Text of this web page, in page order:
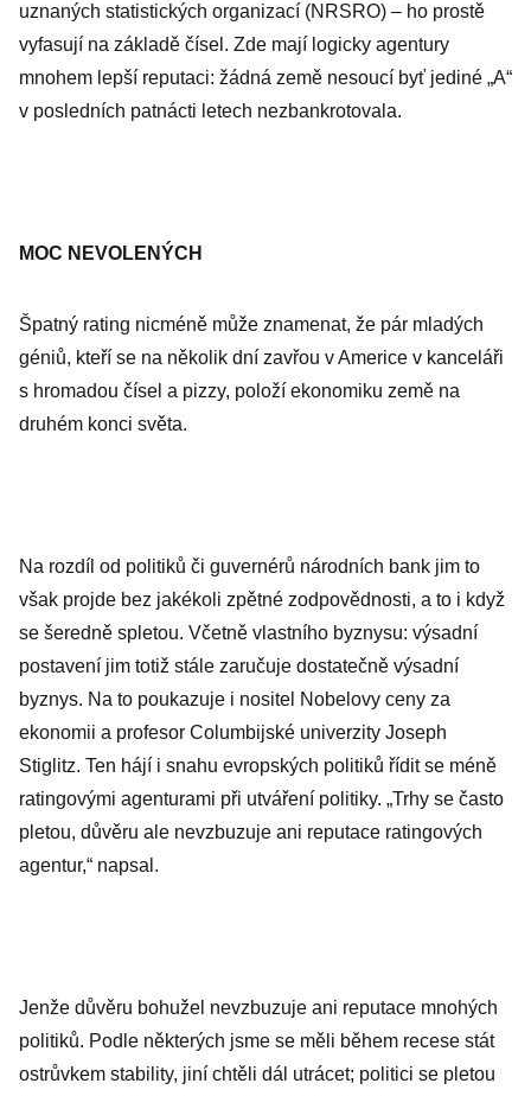
uznaných statistických organizací (NRSRO) – ho prostě
vyfasují na základě čísel. Zde mají logicky agentury
mnohem lepší reputaci: žádná země nesoucí byť jediné „A“
v posledních patnácti letech nezbankrotovala.
MOC NEVOLENÝCH
Špatný rating nicméně může znamenat, že pár mladých
géniů, kteří se na několik dní zavřou v Americe v kanceláři
s hromadou čísel a pizzy, položí ekonomiku země na
druhém konci světa.
Na rozdíl od politiků či guvernérů národních bank jim to
však projde bez jakékoli zpětné zodpovědnosti, a to i když
se šeredně spletou. Včetně vlastního byznysu: výsadní
postavení jim totiž stále zaručuje dostatečně výsadní
byznys. Na to poukazuje i nositel Nobelovy ceny za
ekonomii a profesor Columbijské univerzity Joseph
Stiglitz. Ten hájí i snahu evropských politiků řídit se méně
ratingovými agenturami při utváření politiky. „Trhy se často
pletou, důvěru ale nevzbuzuje ani reputace ratingových
agentur,“ napsal.
Jenže důvěru bohužel nevzbuzuje ani reputace mnohých
politiků. Podle některých jsme se měli během recese stát
ostrůvkem stability, jiní chtěli dál utrácet; politici se pletou